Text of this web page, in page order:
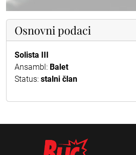
Osnovni podaci
Solista III
Ansambl: Balet
Status: stalni član